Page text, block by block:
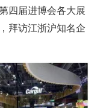
四届进博会各大展
拜访江浙沪知名企